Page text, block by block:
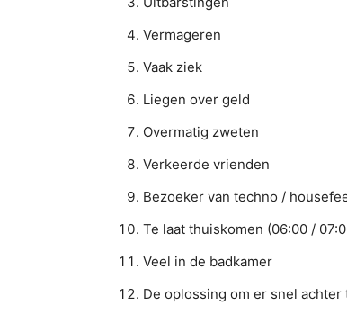
Vermageren
Vaak ziek
Liegen over geld
Overmatig zweten
Verkeerde vrienden
Bezoeker van techno /
Te laat thuiskomen (06:00 /
Veel in de badkamer
De oplossing om er snel